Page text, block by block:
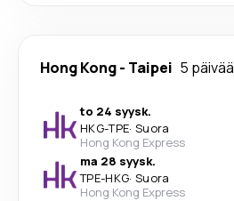
Hong Kong- Taipei 5 päivää
to 24 syysk.
HKG-TPE· Suora
Hong Kong Express
ma 28 syysk.
TPE-HKG· Suora
Hong Kong Express